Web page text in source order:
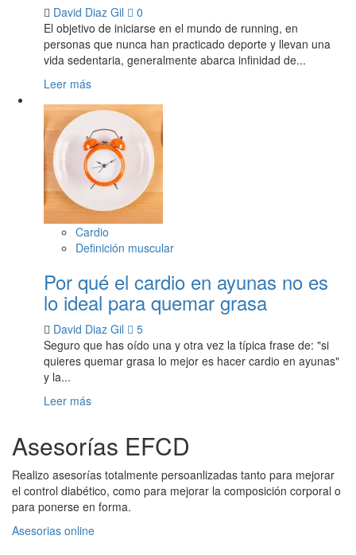
David Diaz Gil
0
El objetivo de iniciarse en el mundo de running, en
personas que nunca han practicado deporte y llevan una
vida sedentaria, generalmente abarca infinidad de...
Leer más
Cardio
Definición muscular
Por qué el cardio en ayunas no es
lo ideal para quemar grasa
David Diaz Gil
5
Seguro que has oído una y otra vez la típica frase de: "si
quieres quemar grasa lo mejor es hacer cardio en ayunas"
y la...
Leer más
Asesorías EFCD
Realizo asesorías totalmente persoanlizadas tanto para mejorar
el control diabético, como para mejorar la composición corporal o
para ponerse en forma.
Asesorias online